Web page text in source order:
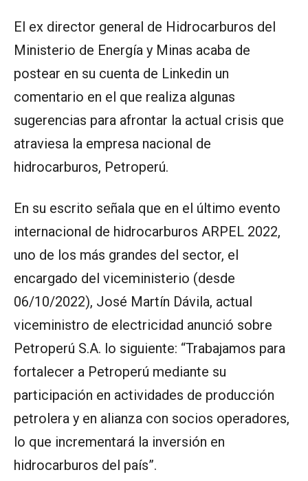
El ex director general de Hidrocarburos del
Ministerio de Energía y Minas acaba de
postear en su cuenta de Linkedin un
comentario en el que realiza algunas
sugerencias para afrontar la actual crisis que
atraviesa la empresa nacional de
hidrocarburos, Petroperú.
En su escrito señala que en el último evento
internacional de hidrocarburos ARPEL 2022,
uno de los más grandes del sector, el
encargado del viceministerio (desde
06/10/2022), José Martín Dávila, actual
viceministro de electricidad anunció sobre
Petroperú S.A. lo siguiente: “Trabajamos para
fortalecer a Petroperú mediante su
participación en actividades de producción
petrolera y en alianza con socios operadores,
lo que incrementará la inversión en
hidrocarburos del país”.